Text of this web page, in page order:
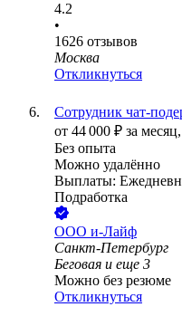
4.2
•
1626 отзывов
Москва
Откликнуться
Сотрудник чат-
от 44 000 ₽ за месяц,
Без опыта
Можно удалённо
Выплаты:
Подработка
ООО и-Лайф
Санкт-Петербург
Беговая и еще 3
Можно без резюме
Откликнуться